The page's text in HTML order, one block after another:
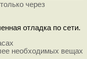
через
отладка по сети.
необходимых вещах